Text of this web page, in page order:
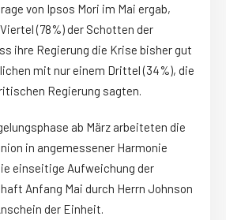
von Ipsos Mori im Mai ergab,
(78%) der Schotten der
ihre Regierung die Krise bisher gut
mit nur einem Drittel (34%), die
Regierung sagten.
ab März arbeiteten die
in angemessener Harmonie
einseitige Aufweichung der
Anfang Mai durch Herrn Johnson
der Einheit.